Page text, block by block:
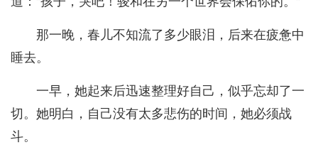
那一晚，春儿不知流了多少眼泪，后来在疲惫中
睡去。
一早，她起来后迅速整理好自己，似乎忘却了一
切。她明白，自己没有太多悲伤的时间，她必须战
斗。